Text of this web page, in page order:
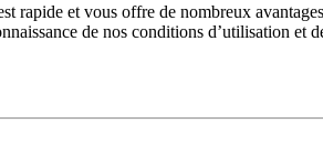
rapide et vous offre de nombreux
de nos conditions d’utilisation